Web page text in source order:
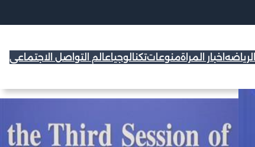
الرياضه اخبار المراةمنوعاتتكنالوجياعالم التواصل الاجتماعي